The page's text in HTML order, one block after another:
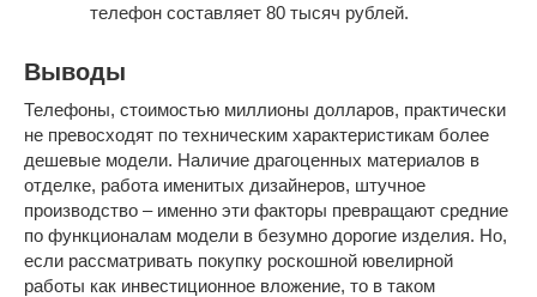
телефон составляет 80 тысяч рублей.
Выводы
Телефоны, стоимостью миллионы долларов, практически
не превосходят по техническим характеристикам более
дешевые модели. Наличие драгоценных материалов в
отделке, работа именитых дизайнеров, штучное
производство – именно эти факторы превращают средние
по функционалам модели в безумно дорогие изделия. Но,
если рассматривать покупку роскошной ювелирной
работы как инвестиционное вложение, то в таком